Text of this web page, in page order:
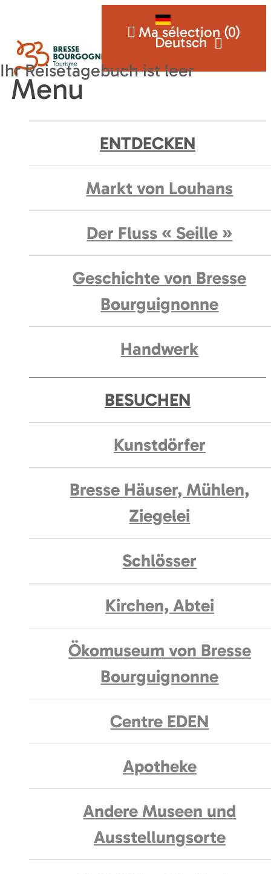
Deutsch
Ma sélection (0)
Menu
ENTDECKEN
Markt von Louhans
Der Fluss « Seille »
Geschichte von Bresse
Bourguignonne
Handwerk
BESUCHEN
Kunstdörfer
Bresse Häuser, Mühlen,
Ziegelei
Schlösser
Kirchen, Abtei
Ökomuseum von Bresse
Bourguignonne
Centre EDEN
Apotheke
Andere Museen und
Ausstellungsorte